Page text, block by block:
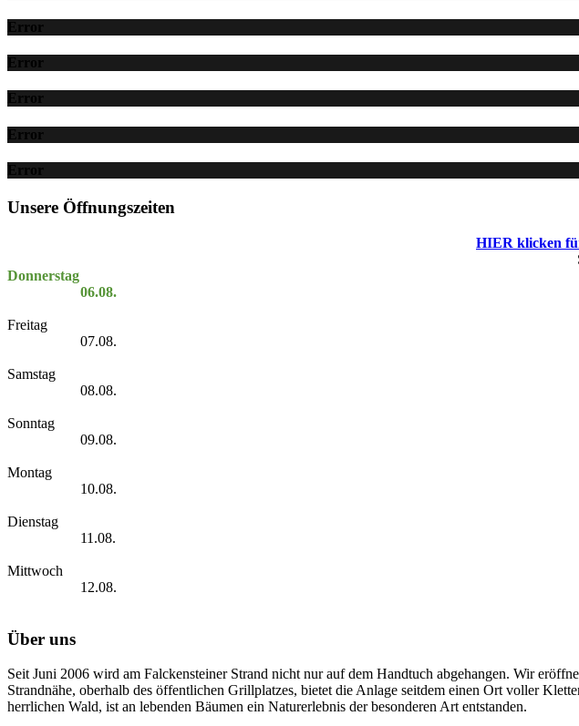
Error
Error
Error
Error
Error
Unsere Öffnungszeiten
HIER klicken
Donnerstag
06.08.
Freitag
07.08.
Samstag
08.08.
Sonntag
09.08.
Montag
10.08.
Dienstag
11.08.
Mittwoch
12.08.
Über uns
Seit Juni 2006 wird am Falckensteiner Strand nicht nur auf dem Handtuch abgehangen. Wir
Strandnähe, oberhalb des öffentlichen Grillplatzes, bietet die Anlage seitdem einen Ort voller
herrlichen Wald, ist an lebenden Bäumen ein Naturerlebnis der besonderen Art entstanden.